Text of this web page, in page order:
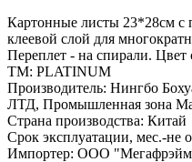
Картонные листы 23*28см с
клеевой слой для
Переплет - на спирали. Цвет
ТМ: PLATINUM
Производитель: Нингбо
ЛТД, Промышленная зона
Страна производства: Китай
Срок эксплуатации, мес.-не
Импортер: ООО